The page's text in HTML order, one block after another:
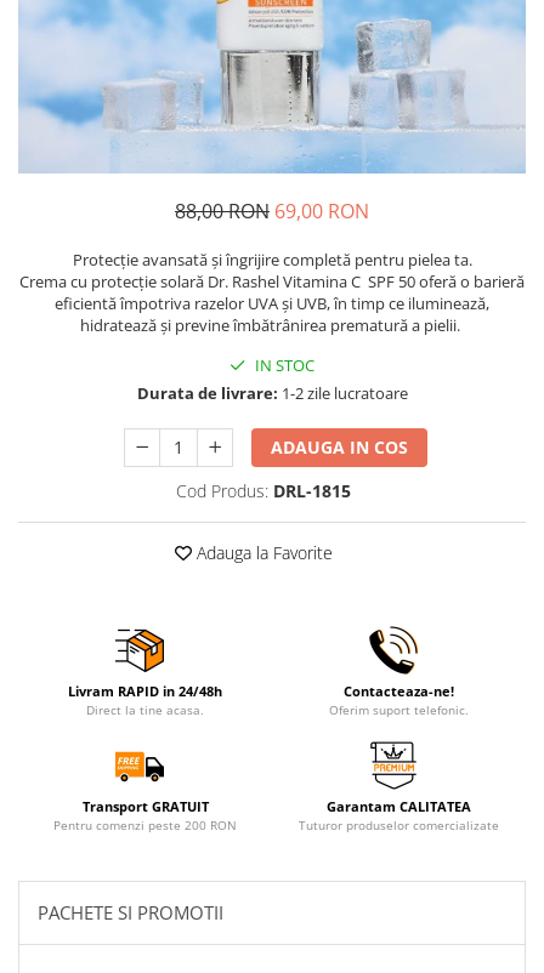
88,00 RON 69,00 RON
Protecție avansată și îngrijire completă pentru pielea ta.
Crema cu protecție solară Dr. Rashel Vitamina C SPF 50 oferă o barieră
eficientă împotriva razelor UVA și UVB, în timp ce iluminează,
hidratează și previne îmbătrânirea prematură a pielii.
IN STOC
Durata de livrare: 1-2 zile lucratoare
ADAUGA IN COS
Cod Produs: DRL-1815
Adauga la Favorite
Livram RAPID in 24/48h
Direct la tine acasa.
Contacteaza-ne!
Oferim suport telefonic.
Transport GRATUIT
Pentru comenzi peste 200 RON
Garantam CALITATEA
Tuturor produselor comercializate
PACHETE SI PROMOTII